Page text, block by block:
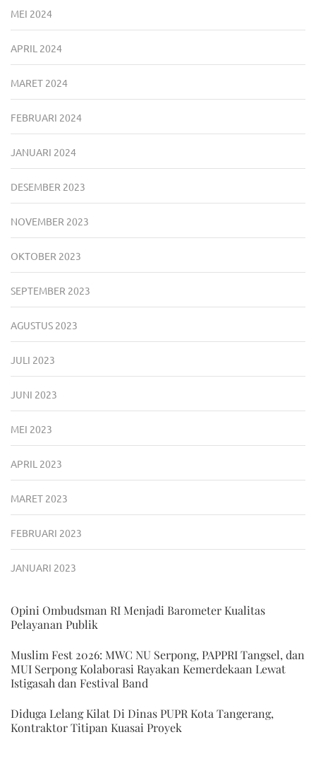
MEI 2024
APRIL 2024
MARET 2024
FEBRUARI 2024
JANUARI 2024
DESEMBER 2023
NOVEMBER 2023
OKTOBER 2023
SEPTEMBER 2023
AGUSTUS 2023
JULI 2023
JUNI 2023
MEI 2023
APRIL 2023
MARET 2023
FEBRUARI 2023
JANUARI 2023
Opini Ombudsman RI Menjadi Barometer Kualitas
Pelayanan Publik
Muslim Fest 2026: MWC NU Serpong, PAPPRI Tangsel, dan
MUI Serpong Kolaborasi Rayakan Kemerdekaan Lewat
Istigasah dan Festival Band
Diduga Lelang Kilat Di Dinas PUPR Kota Tangerang,
Kontraktor Titipan Kuasai Proyek